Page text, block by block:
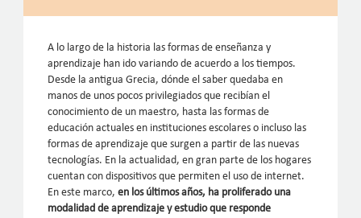
A lo largo de la historia las formas de enseñanza y
aprendizaje han ido variando de acuerdo a los tiempos.
Desde la antigua Grecia, dónde el saber quedaba en
manos de unos pocos privilegiados que recibían el
conocimiento de un maestro, hasta las formas de
educación actuales en instituciones escolares o incluso las
formas de aprendizaje que surgen a partir de las nuevas
tecnologías. En la actualidad, en gran parte de los hogares
cuentan con dispositivos que permiten el uso de internet.
En este marco,en los últimos años, ha proliferado una
modalidad de aprendizaje y estudio que responde